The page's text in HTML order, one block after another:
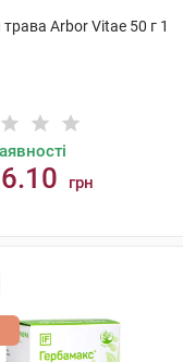
Arbor Vitae 50 г 1
грн